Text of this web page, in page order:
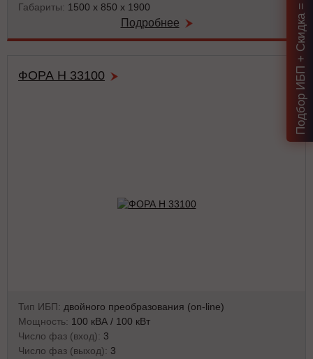
Габариты: 1500 x 850 x 1900
Подробнее
ФОРА Н 33100
Тип ИБП: двойного преобразования (on-line)
Мощность: 100 кВА / 100 кВт
Число фаз (вход): 3
Число фаз (выход): 3
Подбор ИБП + Скидка = 1 мин!